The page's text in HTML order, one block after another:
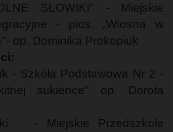
SŁOWIKI" - Miejskie
- pios. „Wiosna w
op. Dominika Prokopiuk
- Szkoła Podstawowa Nr 2 -
sukience" op. Dorota
- Miejskie Przedszkole